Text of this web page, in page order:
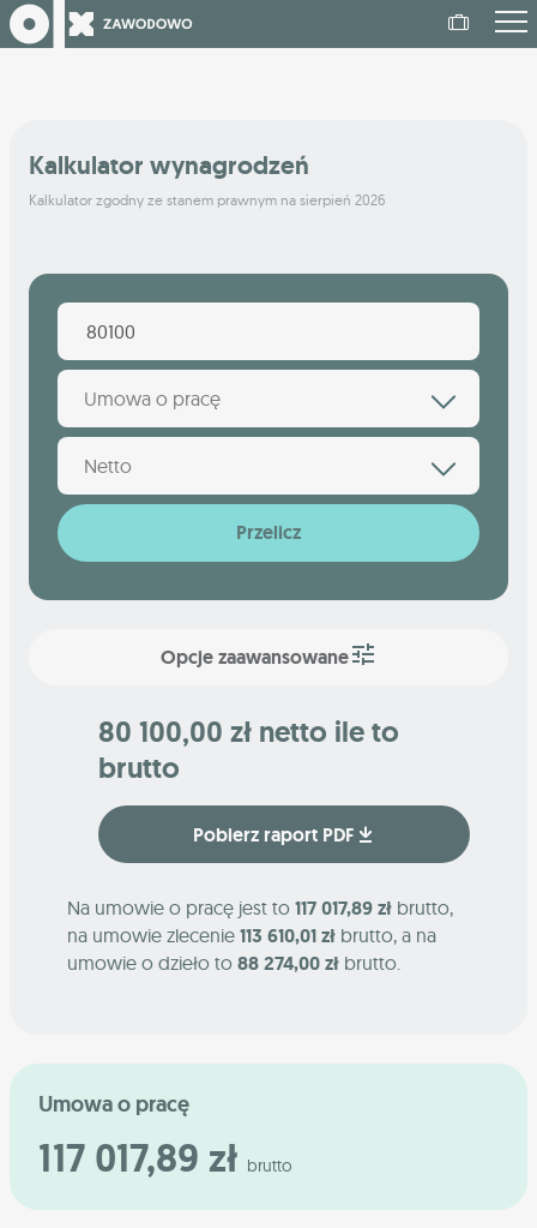
Kalkulator wynagrodzeń
Kalkulator zgodny ze stanem prawnym na sierpień 2026
Umowa o pracę
Netto
Przelicz
Opcje zaawansowane
80 100,00 zł netto ile to
brutto
Pobierz raport PDF
Na umowie o pracę jest to 117 017,89 zł brutto,
na umowie zlecenie 113 610,01 zł brutto, a na
umowie o dzieło to 88 274,00 zł brutto.
Umowa o pracę
117 017,89 zł brutto